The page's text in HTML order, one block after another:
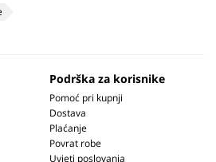
Podrška za korisnike
Pomoć pri kupnji
Dostava
Plaćanje
Povrat robe
Uvjeti poslovanja